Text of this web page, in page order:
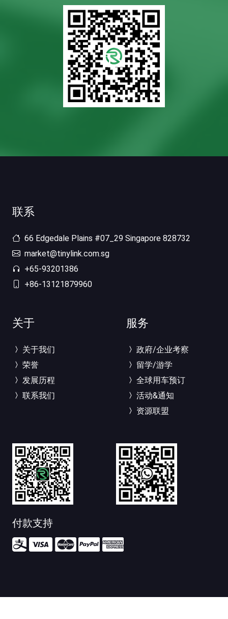
联系
66 Edgedale Plains #07_29 Singapore 828732
market@tinylink.com.sg
+65-93201386
+86-13121879960
关于
关于我们
荣誉
发展历程
联系我们
服务
政府/企业考察
留学/游学
全球用车预订
活动&通知
资源联盟
付款支持